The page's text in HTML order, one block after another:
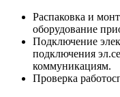
Распаковка и
оборудование
Подключение
подключения
коммуникациям.
Проверка